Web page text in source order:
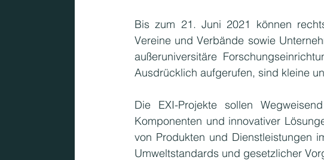
Bis zum 21. Juni 2021 können
Vereine und Verbände sowie
außeruniversitäre
Ausdrücklich aufgerufen, sind kleine
Die EXI-Projekte sollen
Komponenten und innovativer
von Produkten und Dienstleistungen
Umweltstandards und gesetzlicher